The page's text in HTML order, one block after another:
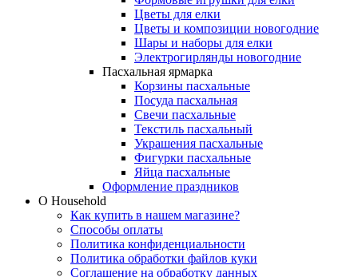
Цветы для елки
Цветы и композиции новогодние
Шары и наборы для елки
Электрогирлянды новогодние
Пасхальная ярмарка
Корзины пасхальные
Посуда пасхальная
Свечи пасхальные
Текстиль пасхальный
Украшения пасхальные
Фигурки пасхальные
Яйца пасхальные
Оформление праздников
О Household
Как купить в нашем магазине?
Способы оплаты
Политика конфиденциальности
Политика обработки файлов куки
Соглашение на обработку данных